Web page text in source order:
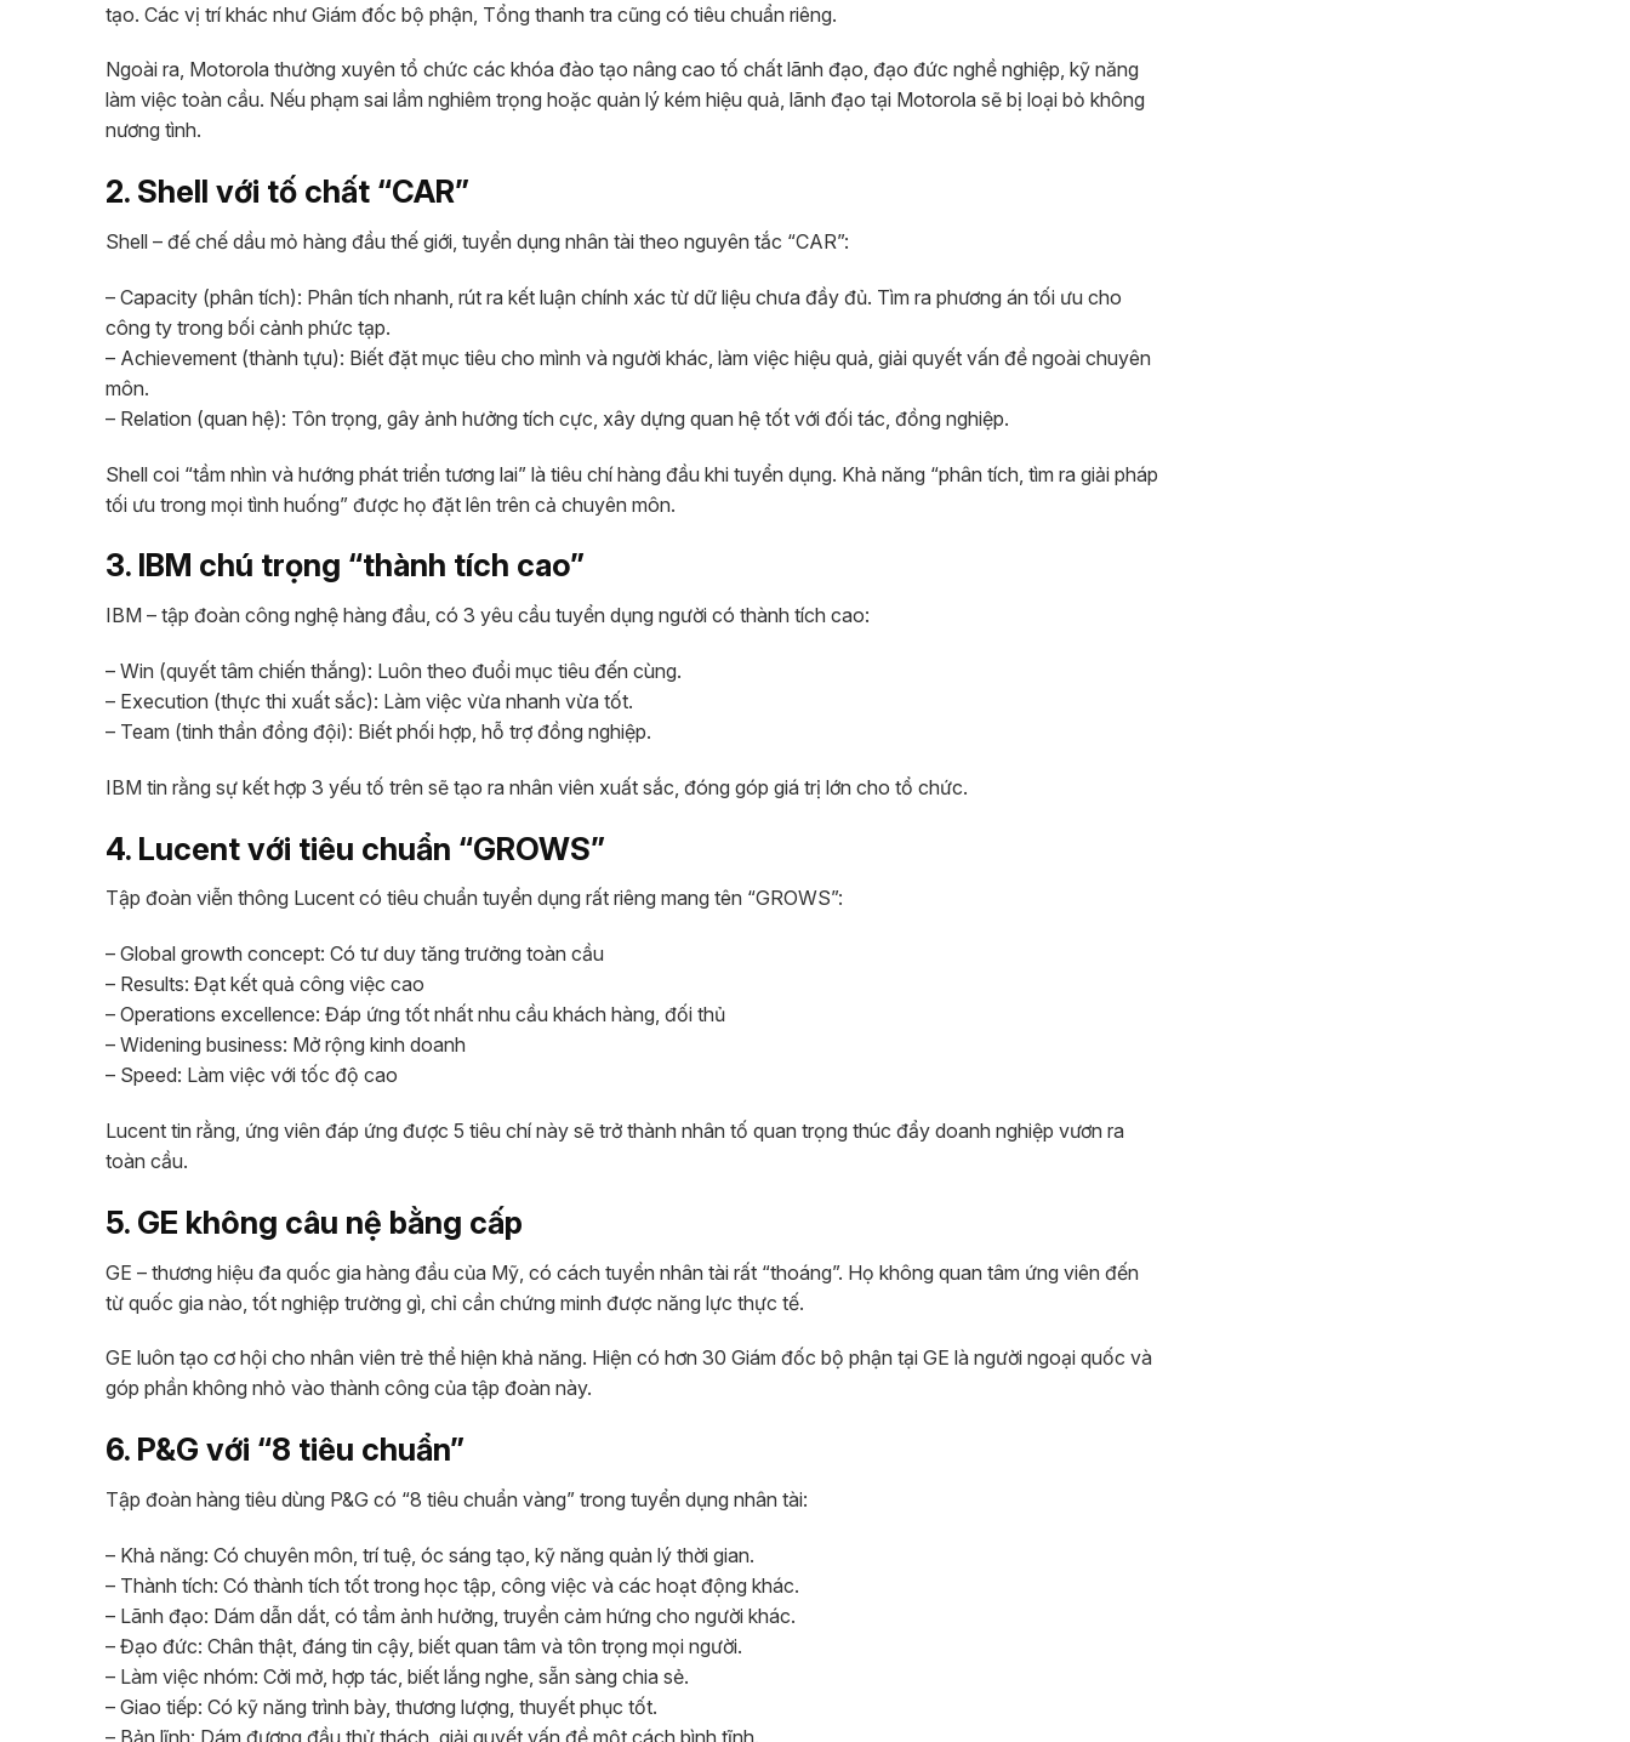
tạo. Các vị trí khác như Giám đốc bộ phận, Tổng thanh tra cũng có tiêu chuẩn riêng.
Ngoài ra, Motorola thường xuyên tổ chức các khóa đào tạo nâng cao tố chất lãnh đạo, đạo đức nghề nghiệp, kỹ năng
làm việc toàn cầu. Nếu phạm sai lầm nghiêm trọng hoặc quản lý kém hiệu quả, lãnh đạo tại Motorola sẽ bị loại bỏ không
nương tình.
2. Shell với tố chất “CAR”
Shell – đế chế dầu mỏ hàng đầu thế giới, tuyển dụng nhân tài theo nguyên tắc “CAR”:
– Capacity (phân tích): Phân tích nhanh, rút ra kết luận chính xác từ dữ liệu chưa đầy đủ. Tìm ra phương án tối ưu cho
công ty trong bối cảnh phức tạp.
– Achievement (thành tựu): Biết đặt mục tiêu cho mình và người khác, làm việc hiệu quả, giải quyết vấn đề ngoài chuyên
môn.
– Relation (quan hệ): Tôn trọng, gây ảnh hưởng tích cực, xây dựng quan hệ tốt với đối tác, đồng nghiệp.
Shell coi “tầm nhìn và hướng phát triển tương lai” là tiêu chí hàng đầu khi tuyển dụng. Khả năng “phân tích, tìm ra giải pháp
tối ưu trong mọi tình huống” được họ đặt lên trên cả chuyên môn.
3. IBM chú trọng “thành tích cao”
IBM – tập đoàn công nghệ hàng đầu, có 3 yêu cầu tuyển dụng người có thành tích cao:
– Win (quyết tâm chiến thắng): Luôn theo đuổi mục tiêu đến cùng.
– Execution (thực thi xuất sắc): Làm việc vừa nhanh vừa tốt.
– Team (tinh thần đồng đội): Biết phối hợp, hỗ trợ đồng nghiệp.
IBM tin rằng sự kết hợp 3 yếu tố trên sẽ tạo ra nhân viên xuất sắc, đóng góp giá trị lớn cho tổ chức.
4. Lucent với tiêu chuẩn “GROWS”
Tập đoàn viễn thông Lucent có tiêu chuẩn tuyển dụng rất riêng mang tên “GROWS”:
– Global growth concept: Có tư duy tăng trưởng toàn cầu
– Results: Đạt kết quả công việc cao
– Operations excellence: Đáp ứng tốt nhất nhu cầu khách hàng, đối thủ
– Widening business: Mở rộng kinh doanh
– Speed: Làm việc với tốc độ cao
Lucent tin rằng, ứng viên đáp ứng được 5 tiêu chí này sẽ trở thành nhân tố quan trọng thúc đẩy doanh nghiệp vươn ra
toàn cầu.
5. GE không câu nệ bằng cấp
GE – thương hiệu đa quốc gia hàng đầu của Mỹ, có cách tuyển nhân tài rất “thoáng”. Họ không quan tâm ứng viên đến
từ quốc gia nào, tốt nghiệp trường gì, chỉ cần chứng minh được năng lực thực tế.
GE luôn tạo cơ hội cho nhân viên trẻ thể hiện khả năng. Hiện có hơn 30 Giám đốc bộ phận tại GE là người ngoại quốc và
góp phần không nhỏ vào thành công của tập đoàn này.
6. P&G với “8 tiêu chuẩn”
Tập đoàn hàng tiêu dùng P&G có “8 tiêu chuẩn vàng” trong tuyển dụng nhân tài:
– Khả năng: Có chuyên môn, trí tuệ, óc sáng tạo, kỹ năng quản lý thời gian.
– Thành tích: Có thành tích tốt trong học tập, công việc và các hoạt động khác.
– Lãnh đạo: Dám dẫn dắt, có tầm ảnh hưởng, truyền cảm hứng cho người khác.
– Đạo đức: Chân thật, đáng tin cậy, biết quan tâm và tôn trọng mọi người.
– Làm việc nhóm: Cởi mở, hợp tác, biết lắng nghe, sẵn sàng chia sẻ.
– Giao tiếp: Có kỹ năng trình bày, thương lượng, thuyết phục tốt.
– Bản lĩnh: Dám đương đầu thử thách, giải quyết vấn đề một cách bình tĩnh.